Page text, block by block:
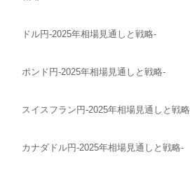
ドル円-2025年相場見通しと戦略-
ポンド円-2025年相場見通しと戦略-
スイスフラン円-2025年相場見通しと戦
カナダドル円-2025年相場見通しと戦略-